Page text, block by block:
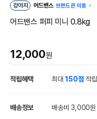
강아지 어드밴스 브랜드관 이동
어드밴스 퍼피 미니 0.8kg
12,000원
적립혜택 최대150점 적립
배송정보 배송비 3,000원